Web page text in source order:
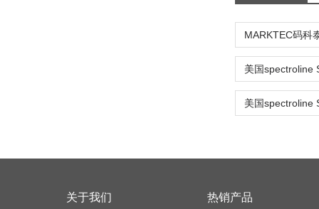
关于我们 热销产品